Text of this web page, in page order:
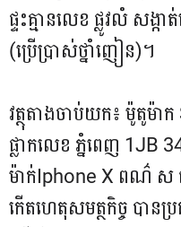
ផ្ទះគ្មានលេខ ផ្លូវលំ សង្ក
(ប្រើប្រាស់ថ្នាំញៀន)។
វត្ថុតាងចាប់យក៖ ម៉ូតូម៉
ផ្លាកលេខ ភ្នំពេញ 1JB
ម៉ាក់Iphone X ពណ៌ ស
កើតហេតុសមត្ថកិច្ច បាន